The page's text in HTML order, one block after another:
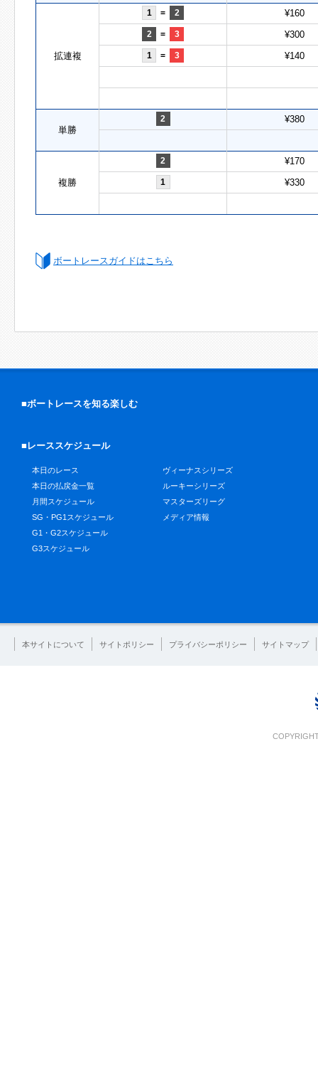
拡連複
1 = 2 ¥160
2 = 3 ¥300
1 = 3 ¥140
単勝
2 ¥380
複勝
2 ¥170
1 ¥330
ボートレースガイドはこちら
■ボートレースを知る楽しむ
■レーススケジュール
本日のレース
本日の払戻金一覧
月間スケジュール
SG・PG1スケジュール
G1・G2スケジュール
G3スケジュール
ヴィーナスシリーズ
ルーキーシリーズ
マスターズリーグ
メディア情報
本サイトについて サイトポリシー プライバシーポリシー サイトマップ